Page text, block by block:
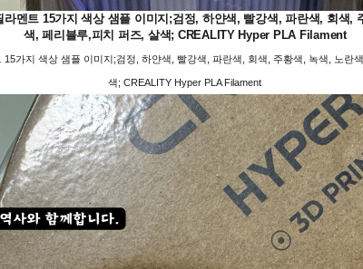
멘트 15가지 색상 샘플 이미지;검정, 하얀색, 빨강색, 파란색, 회색,
색, 페리블루,피치 퍼즈, 살색; CREALITY Hyper PLA Filament
15가지 색상 샘플 이미지;검정, 하얀색, 빨강색, 파란색, 회색, 주황색, 녹색, 노란
색; CREALITY Hyper PLA Filament